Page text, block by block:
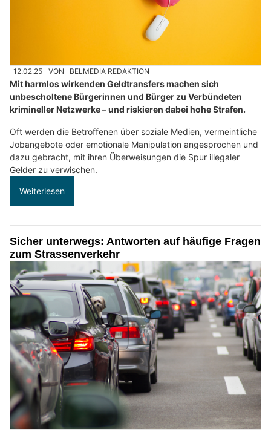
12.02.25 VON BELMEDIA REDAKTION
Mit harmlos wirkenden Geldtransfers machen sich
unbescholtene Bürgerinnen und Bürger zu Verbündeten
krimineller Netzwerke – und riskieren dabei hohe Strafen.
Oft werden die Betroffenen über soziale Medien, vermeintliche
Jobangebote oder emotionale Manipulation angesprochen und
dazu gebracht, mit ihren Überweisungen die Spur illegaler
Gelder zu verwischen.
Weiterlesen
Sicher unterwegs: Antworten auf häufige Fragen
zum Strassenverkehr